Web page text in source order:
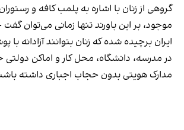
گروهی از زنان با اشاره به پلمب کافه و
موجود، بر این باورند تنها زمانی می‌توان
ایران برچیده شده که زنان بتوانند آزادانه
در مدرسه، دانشگاه، محل کار و اماکن
مدارک هویتی بدون حجاب اجباری داشته